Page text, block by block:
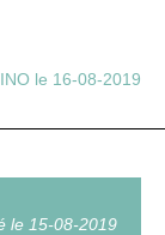
le 16-08-2019
le 15-08-2019